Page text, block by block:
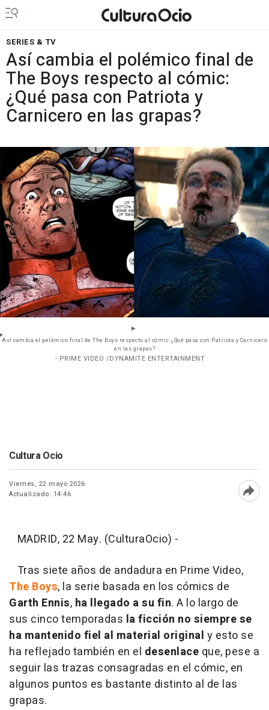
SERIES & TV
Así cambia el polémico final de
The Boys respecto al cómic:
¿Qué pasa con Patriota y
Carnicero en las grapas?
Así cambia el pelémico final de The Boys respecto al cómic: ¿Qué pasa con Patriota y Carnicero
en las grapas?
- PRIME VIDEO /DYNAMITE ENTERTAINMENT
Cultura Ocio
Viernes, 22 mayo 2026
Actualizado: 14:46
MADRID, 22 May. (CulturaOcio) -
Tras siete años de andadura en Prime Video,
The Boys, la serie basada en los cómics de
Garth Ennis, ha llegado a su fin. A lo largo de
sus cinco temporadas la ficción no siempre se
ha mantenido fiel al material original y esto se
ha reflejado también en el desenlace que, pese a
seguir las trazas consagradas en el cómic, en
algunos puntos es bastante distinto al de las
grapas.